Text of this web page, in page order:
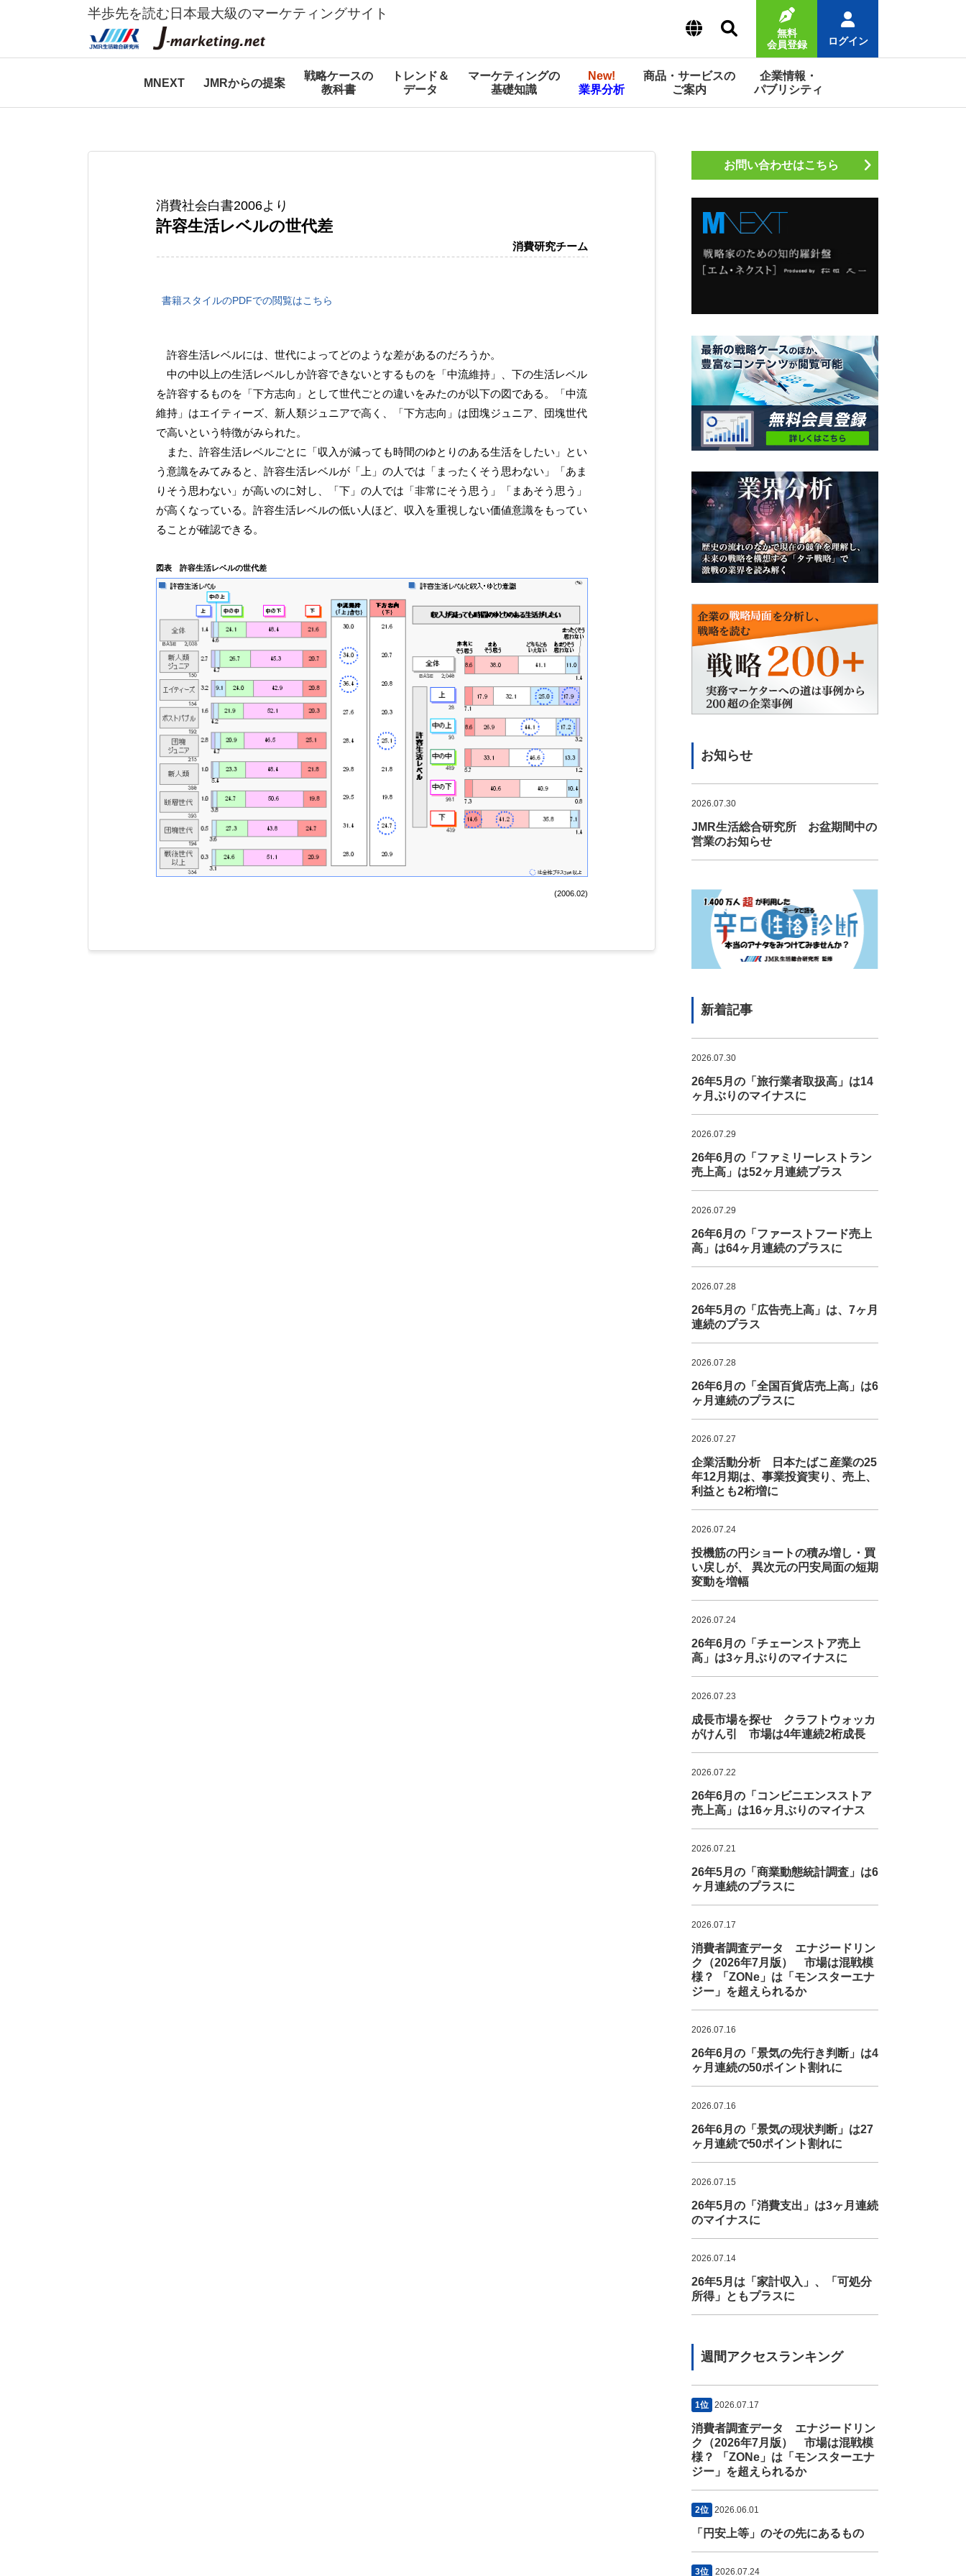
半歩先を読む日本最大級のマーケティングサイト
無料
会員登録
ログイン
MNEXT JMRからの提案
戦略ケースの
教科書
トレンド＆
データ
マーケティングの
基礎知識
New!
業界分析
商品・サービスの
ご案内
企業情報・
パブリシティ
消費社会白書2006より
許容生活レベルの世代差
消費研究チーム
書籍スタイルのPDFでの閲覧はこちら
許容生活レベルには、世代によってどのような差があるのだろうか。
中の中以上の生活レベルしか許容できないとするものを「中流維持」、下の生活レベル
を許容するものを「下方志向」として世代ごとの違いをみたのが以下の図である。「中流
維持」はエイティーズ、新人類ジュニアで高く、「下方志向」は団塊ジュニア、団塊世代
で高いという特徴がみられた。
また、許容生活レベルごとに「収入が減っても時間のゆとりのある生活をしたい」とい
う意識をみてみると、許容生活レベルが「上」の人では「まったくそう思わない」「あま
りそう思わない」が高いのに対し、「下」の人では「非常にそう思う」「まあそう思う」
が高くなっている。許容生活レベルの低い人ほど、収入を重視しない価値意識をもってい
ることが確認できる。
図表 許容生活レベルの世代差
(2006.02)
お問い合わせはこちら
お知らせ
2026.07.30
JMR生活総合研究所 お盆期間中の
営業のお知らせ
新着記事
2026.07.30
26年5月の「旅行業者取扱高」は14
ヶ月ぶりのマイナスに
2026.07.29
26年6月の「ファミリーレストラン
売上高」は52ヶ月連続プラス
2026.07.29
26年6月の「ファーストフード売上
高」は64ヶ月連続のプラスに
2026.07.28
26年5月の「広告売上高」は、7ヶ月
連続のプラス
2026.07.28
26年6月の「全国百貨店売上高」は6
ヶ月連続のプラスに
2026.07.27
企業活動分析 日本たばこ産業の25
年12月期は、事業投資実り、売上、
利益とも2桁増に
2026.07.24
投機筋の円ショートの積み増し・買
い戻しが、 異次元の円安局面の短期
変動を増幅
2026.07.24
26年6月の「チェーンストア売上
高」は3ヶ月ぶりのマイナスに
2026.07.23
成長市場を探せ クラフトウォッカ
がけん引 市場は4年連続2桁成長
2026.07.22
26年6月の「コンビニエンスストア
売上高」は16ヶ月ぶりのマイナス
2026.07.21
26年5月の「商業動態統計調査」は6
ヶ月連続のプラスに
2026.07.17
消費者調査データ エナジードリン
ク（2026年7月版） 市場は混戦模
様？ 「ZONe」は「モンスターエナ
ジー」を超えられるか
2026.07.16
26年6月の「景気の先行き判断」は4
ヶ月連続の50ポイント割れに
2026.07.16
26年6月の「景気の現状判断」は27
ヶ月連続で50ポイント割れに
2026.07.15
26年5月の「消費支出」は3ヶ月連続
のマイナスに
2026.07.14
26年5月は「家計収入」、「可処分
所得」ともプラスに
週間アクセスランキング
1位 2026.07.17
消費者調査データ エナジードリン
ク（2026年7月版） 市場は混戦模
様？ 「ZONe」は「モンスターエナ
ジー」を超えられるか
2位 2026.06.01
「円安上等」のその先にあるもの
3位 2026.07.24